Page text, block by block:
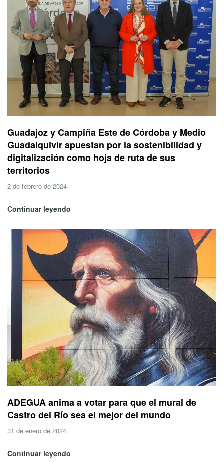
Guadajoz y Campiña Este de Córdoba y Medio
Guadalquivir apuestan por la sostenibilidad y
digitalización como hoja de ruta de sus
territorios
2 de febrero de 2024
Continuar leyendo
ADEGUA anima a votar para que el mural de
Castro del Río sea el mejor del mundo
31 de enero de 2024
Continuar leyendo